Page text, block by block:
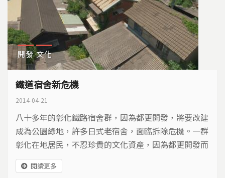
開發 文化
鐵道宿舍新危機
2014-04-21
八十多年的彰化鐵路宿舍群，因為都更開發，將要改建
成為公園綠地，許多日式老宿舍，面臨拆除危機。一群
彰化在地居民，不忍珍貴的文化資產，因為都更開發而
消失，發起一場搶救老宿舍群的運動，希望開創雙贏的
結局面…
閱讀更多